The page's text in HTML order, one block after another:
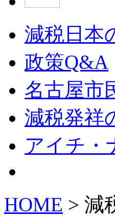
減税日本
政策Q&A
名古屋市
減税発祥
アイチ
HOME > 減